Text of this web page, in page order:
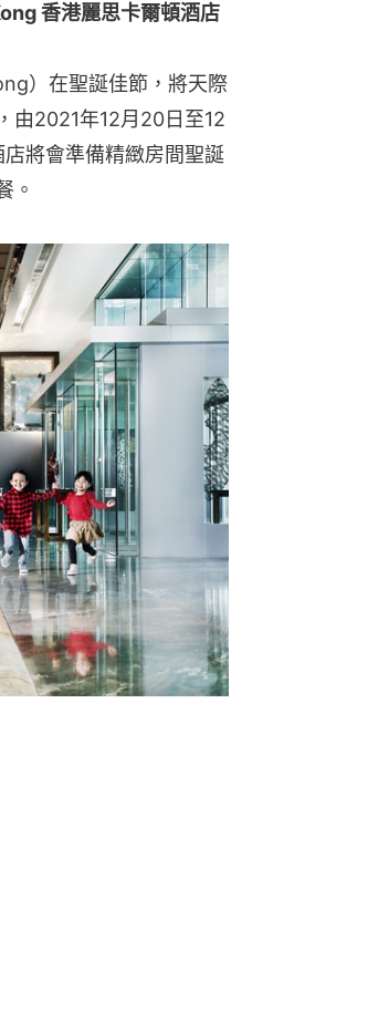
香港麗思卡爾頓酒店
）在聖誕佳節，將天際
由2021年12月20日至12
將會準備精緻房間聖誕
。